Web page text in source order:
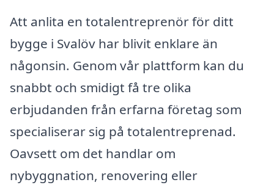
Att anlita en totalentreprenör för ditt
bygge i Svalöv har blivit enklare än
någonsin. Genom vår plattform kan du
snabbt och smidigt få tre olika
erbjudanden från erfarna företag som
specialiserar sig på totalentreprenad.
Oavsett om det handlar om
nybyggnation, renovering eller